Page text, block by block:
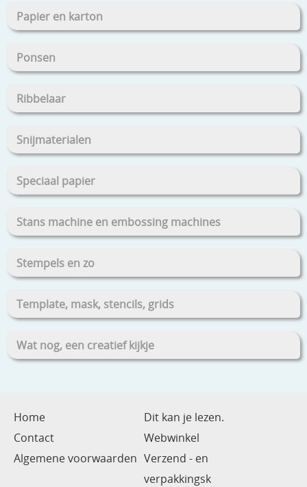
Papier en karton
Ponsen
Ribbelaar
Snijmaterialen
Speciaal papier
Stans machine en embossing machines
Stempels en zo
Template, mask, stencils, grids
Wat nog, een creatief kijkje
Home
Dit kan je lezen.
Contact
Webwinkel
Algemene voorwaarden Verzend - en
verpakkingsk